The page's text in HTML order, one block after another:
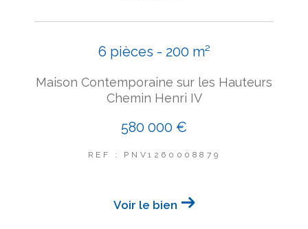
6 pièces - 200 m²
Maison Contemporaine sur les Hauteurs
Chemin Henri IV
580 000 €
REF : PNV1260008879
Voir le bien